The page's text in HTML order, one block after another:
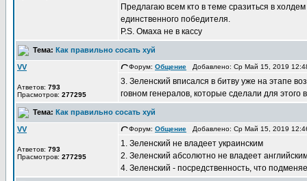
Предлагаю всем кто в теме сразиться в
единственного победителя.
P.S. Омаха не в кассу
Тема: Как правильно сосать хуй
VV
Атветов: 793
Прасмотров: 277295
Форум: Общение Добавлено: Ср Май 15, 2019
3. Зеленский вписался в битву уже на этапе
говном генералов, которые сделали для
Тема: Как правильно сосать хуй
VV
Атветов: 793
Прасмотров: 277295
Форум: Общение Добавлено: Ср Май 15, 2019
1. Зеленский не владеет украинским
2. Зеленский абсолютно не владеет
4. Зеленский - посредственность, что